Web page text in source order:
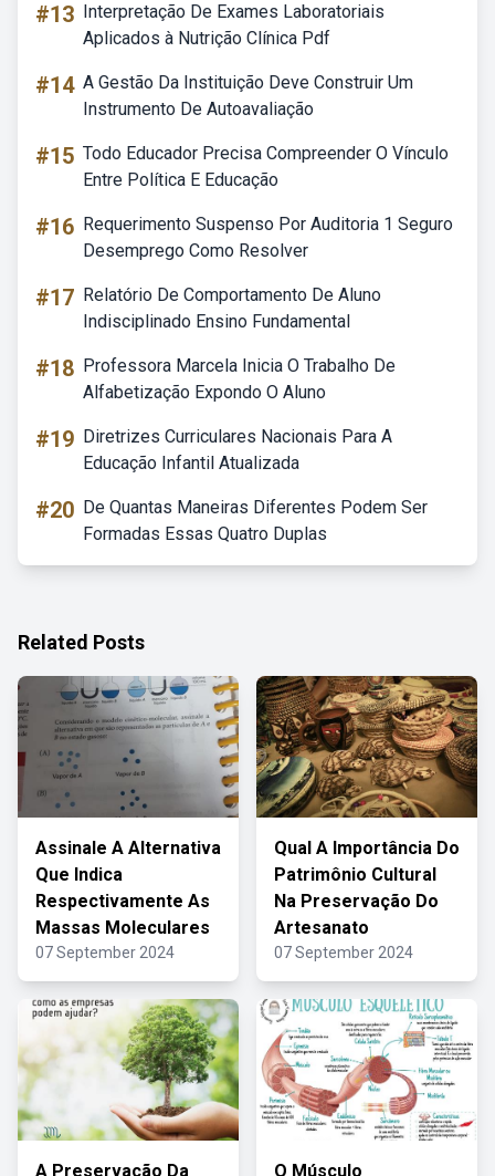
#13 Interpretação De Exames Laboratoriais
Aplicados à Nutrição Clínica Pdf
#14 A Gestão Da Instituição Deve Construir Um
Instrumento De Autoavaliação
#15 Todo Educador Precisa Compreender O Vínculo
Entre Política E Educação
#16 Requerimento Suspenso Por Auditoria 1 Seguro
Desemprego Como Resolver
#17 Relatório De Comportamento De Aluno
Indisciplinado Ensino Fundamental
#18 Professora Marcela Inicia O Trabalho De
Alfabetização Expondo O Aluno
#19 Diretrizes Curriculares Nacionais Para A
Educação Infantil Atualizada
#20 De Quantas Maneiras Diferentes Podem Ser
Formadas Essas Quatro Duplas
Related Posts
Assinale A Alternativa
Que Indica
Respectivamente As
Massas Moleculares
07 September 2024
Qual A Importância Do
Patrimônio Cultural
Na Preservação Do
Artesanato
07 September 2024
A Preservação Da O Músculo